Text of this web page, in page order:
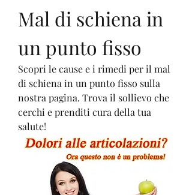
Mal di schiena in
un punto fisso
Scopri le cause e i rimedi per il mal
di schiena in un punto fisso sulla
nostra pagina. Trova il sollievo che
cerchi e prenditi cura della tua
salute!